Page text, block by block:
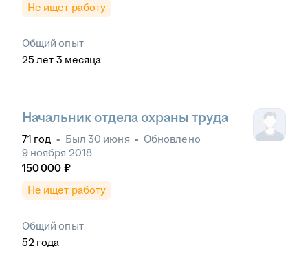
Не ищет работу
Общий опыт
25 лет 3 месяца
Начальник отдела охраны труда
71 год • Был 30 июня • Обновлено
9 ноября 2018
150 000 ₽
Не ищет работу
Общий опыт
52 года